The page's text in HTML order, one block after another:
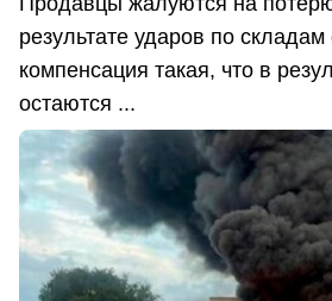
результате ударов по складам
компенсация такая, что в
остаются ...